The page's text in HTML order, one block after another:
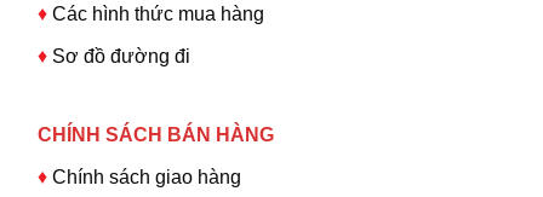
♦ Các hình thức mua hàng
♦ Sơ đồ đường đi
CHÍNH SÁCH BÁN HÀNG
♦ Chính sách giao hàng